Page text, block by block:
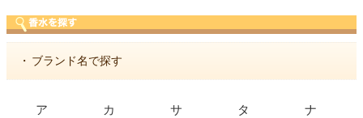
・ ブランド名で探す
ア カ サ タ ナ